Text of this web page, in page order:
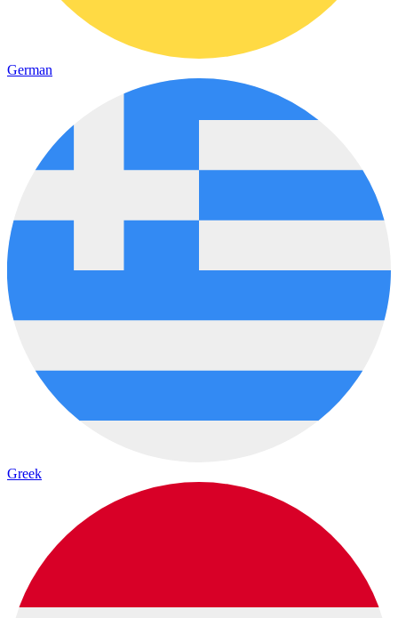
German
Greek